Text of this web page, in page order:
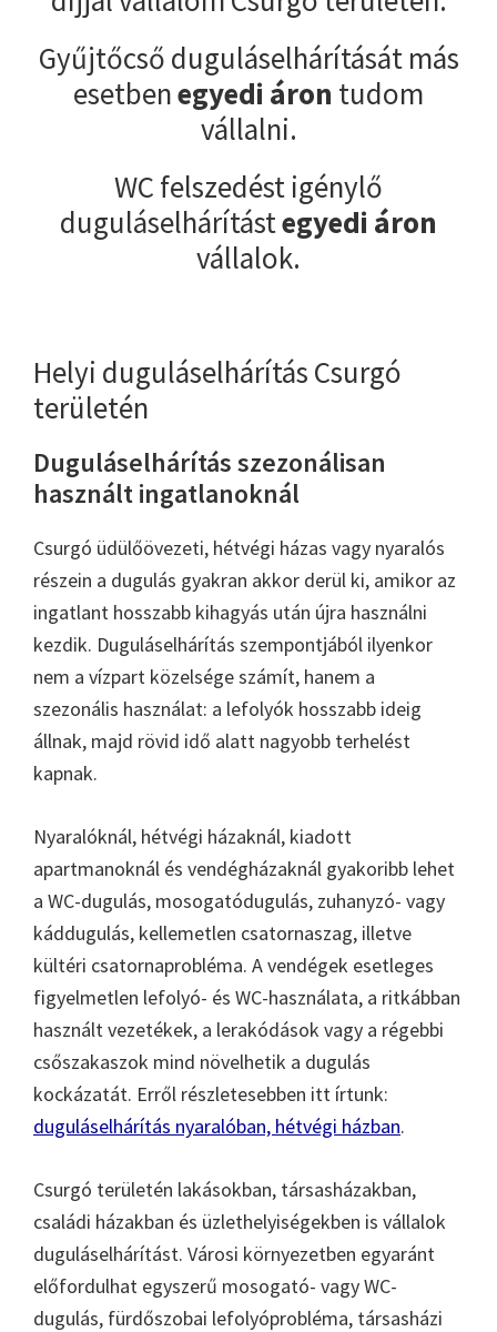
Gyűjtőcső duguláselhárítását más
esetbenegyedi áron tudom
vállalni.
WC felszedést igénylő
duguláselhárítástegyedi áron
vállalok.
Helyi duguláselhárítás Csurgó
területén
Duguláselhárítás szezonálisan
használt ingatlanoknál
Csurgó üdülőövezeti, hétvégi házas vagy nyaralós
részein a dugulás gyakran akkor derül ki, amikor az
ingatlant hosszabb kihagyás után újra használni
kezdik. Duguláselhárítás szempontjából ilyenkor
nem a vízpart közelsége számít, hanem a
szezonális használat: a lefolyók hosszabb ideig
állnak, majd rövid idő alatt nagyobb terhelést
kapnak.
Nyaralóknál, hétvégi házaknál, kiadott
apartmanoknál és vendégházaknál gyakoribb lehet
a WC-dugulás, mosogatódugulás, zuhanyzó- vagy
káddugulás, kellemetlen csatornaszag, illetve
kültéri csatornaprobléma. A vendégek esetleges
figyelmetlen lefolyó- és WC-használata, a ritkábban
használt vezetékek, a lerakódások vagy a régebbi
csőszakaszok mind növelhetik a dugulás
kockázatát. Erről részletesebben itt írtunk:
duguláselhárítás nyaralóban, hétvégi házban.
Csurgó területén lakásokban, társasházakban,
családi házakban és üzlethelyiségekben is vállalok
duguláselhárítást. Városi környezetben egyaránt
előfordulhat egyszerű mosogató- vagy WC-
dugulás, fürdőszobai lefolyóprobléma, társasházi